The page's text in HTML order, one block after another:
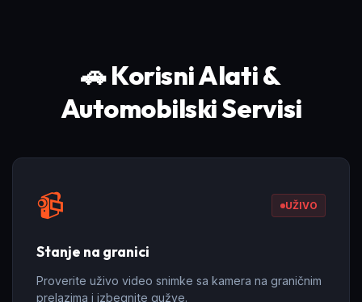
🚗 Korisni Alati &
Automobilski Servisi
📹 UŽIVO
Stanje na granici
Proverite uživo video snimke sa kamera na graničnim
prelazima i izbegnite gužve.